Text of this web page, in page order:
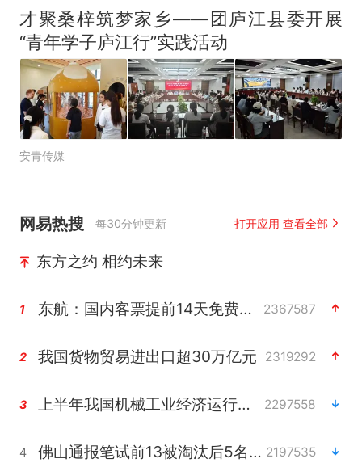
才聚桑梓筑梦家乡——团庐江县委开展
“青年学子庐江行”实践活动
安青传媒
网易热搜 每30分钟更新 打开应用 查看全部
东方之约 相约未来
1 东航：国内客票提前14天免费退改 2367587
2 我国货物贸易进出口超30万亿元 2319292
3 上半年我国机械工业经济运行稳中有进 2297558
4 佛山通报笔试前13被淘汰后5名进体检 2197535